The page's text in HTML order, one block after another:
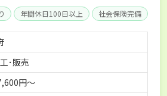
年間休日100日以上 社会保険完備
･販売
円～